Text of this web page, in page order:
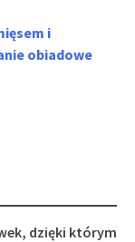
i
obiadowe
dzięki którym